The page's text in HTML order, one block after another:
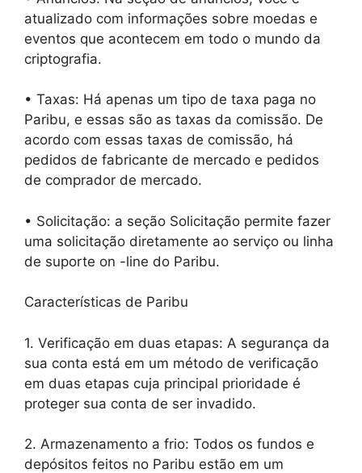
atualizado com informações sobre moedas e
eventos que acontecem em todo o mundo da
criptografia.
• Taxas: Há apenas um tipo de taxa paga no
Paribu, e essas são as taxas da comissão. De
acordo com essas taxas de comissão, há
pedidos de fabricante de mercado e pedidos
de comprador de mercado.
• Solicitação: a seção Solicitação permite fazer
uma solicitação diretamente ao serviço ou linha
de suporte on -line do Paribu.
Características de Paribu
1. Verificação em duas etapas: A segurança da
sua conta está em um método de verificação
em duas etapas cuja principal prioridade é
proteger sua conta de ser invadido.
2. Armazenamento a frio: Todos os fundos e
depósitos feitos no Paribu estão em um